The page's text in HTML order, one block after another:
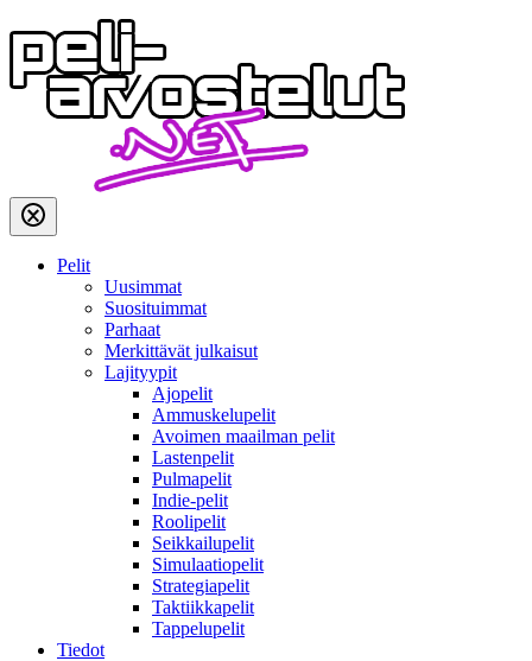
Pelit
Uusimmat
Suosituimmat
Parhaat
Merkittävät julkaisut
Lajityypit
Ajopelit
Ammuskelupelit
Avoimen maailman pelit
Lastenpelit
Pulmapelit
Indie-pelit
Roolipelit
Seikkailupelit
Simulaatiopelit
Strategiapelit
Taktiikkapelit
Tappelupelit
Tiedot